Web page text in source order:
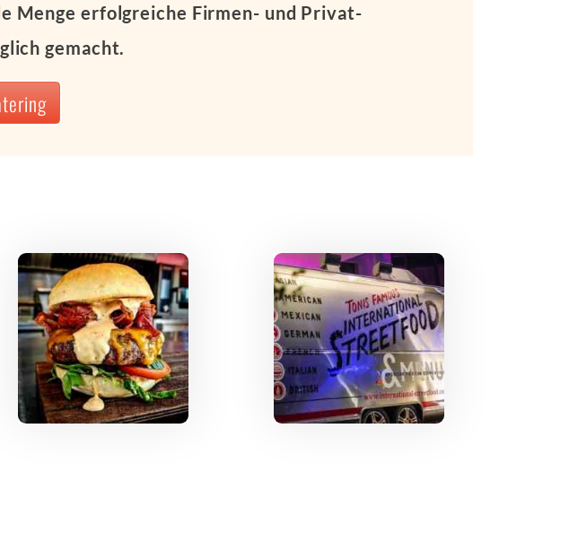
Menge erfolgreiche Firmen- und Privat-
gemacht.